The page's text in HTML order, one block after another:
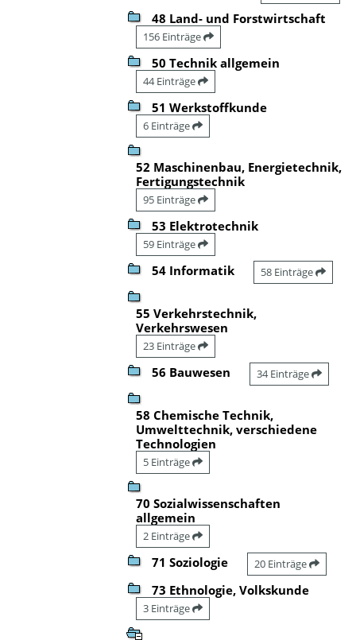
48 Land- und Forstwirtschaft
156 Einträge
50 Technik allgemein
44 Einträge
51 Werkstoffkunde
6 Einträge
52 Maschinenbau, Energietechnik,
Fertigungstechnik
95 Einträge
53 Elektrotechnik
59 Einträge
54 Informatik 58 Einträge
55 Verkehrstechnik,
Verkehrswesen
23 Einträge
56 Bauwesen 34 Einträge
58 Chemische Technik,
Umwelttechnik, verschiedene
Technologien
5 Einträge
70 Sozialwissenschaften
allgemein
2 Einträge
71 Soziologie 20 Einträge
73 Ethnologie, Volkskunde
3 Einträge